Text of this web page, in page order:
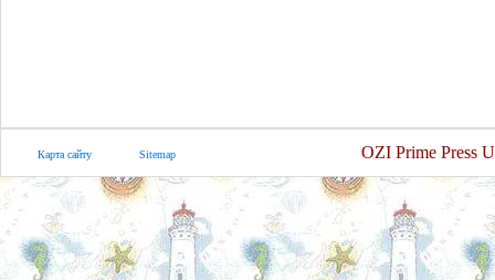
Карта сайту Sitemap OZI Prime Press